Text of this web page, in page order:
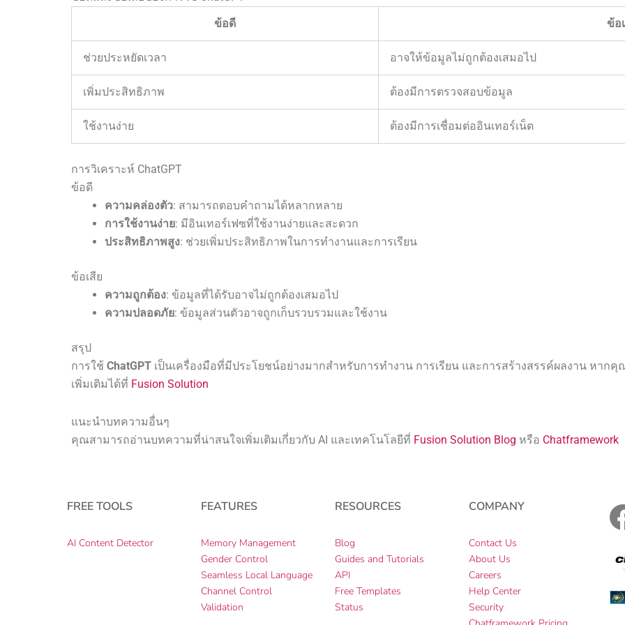
ข้อดี
ข้อ
ช่วยประหยัดเวลา อาจให้ข้อมูลไม่ถูกต้องเสมอไป
เพิ่มประสิทธิภาพ ต้องมีการตรวจสอบข้อมูล
ใช้งานง่าย ต้องมีการเชื่อมต่ออินเทอร์เน็ต
การวิเคราะห์ ChatGPT
ข้อดี
ความคล่องตัว: สามารถตอบคำถามได้หลากหลาย
การใช้งานง่าย: มีอินเทอร์เฟซที่ใช้งานง่ายและสะดวก
ประสิทธิภาพสูง: ช่วยเพิ่มประสิทธิภาพในการทำงานและการเรียน
ข้อเสีย
ความถูกต้อง: ข้อมูลที่ได้รับอาจไม่ถูกต้องเสมอไป
ความปลอดภัย: ข้อมูลส่วนตัวอาจถูกเก็บรวบรวมและใช้งาน
สรุป
การใช้ ChatGPT เป็นเครื่องมือที่มีประโยชน์อย่างมากสำหรับการทำงาน การเรียน และการสร้างสรรค์ผลงาน หาก
เพิ่มเติมได้ที่ Fusion Solution
แนะนำบทความอื่นๆ
คุณสามารถอ่านบทความที่น่าสนใจเพิ่มเติมเกี่ยวกับ AI และเทคโนโลยีที่ Fusion Solution Blog หรือ Chatframework
FREE TOOLS
AI Content Detector
FEATURES
Memory Management
Gender Control
Seamless Local Language
Channel Control
Validation
RESOURCES
Blog
Guides and Tutorials
API
Free Templates
Status
COMPANY
Contact Us
About Us
Careers
Help Center
Security